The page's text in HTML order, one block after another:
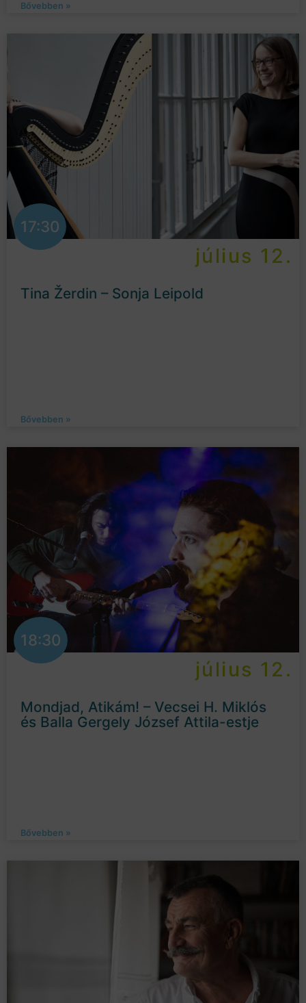
Bővebben »
17:30
július 12.
Tina Žerdin – Sonja Leipold
Bővebben »
18:30
július 12.
Mondjad, Atikám! – Vecsei H. Miklós
és Balla Gergely József Attila-estje
Bővebben »